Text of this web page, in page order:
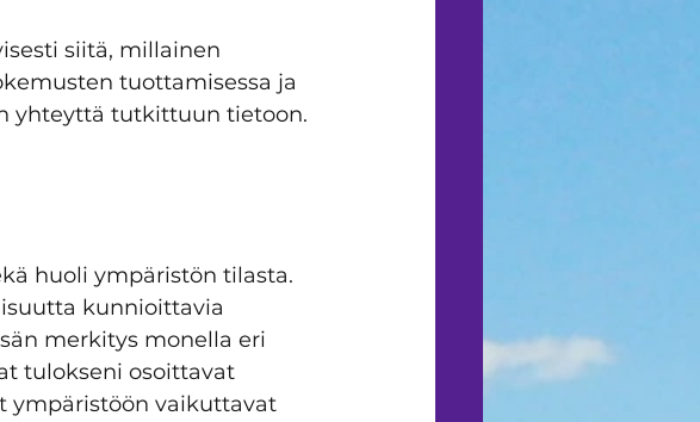
siitä, millainen
tuottamisessa ja
yhteyttä tutkittuun tietoon.
huoli ympäristön tilasta.
kunnioittavia
merkitys monella eri
tulokseni osoittavat
ympäristöön vaikuttavat